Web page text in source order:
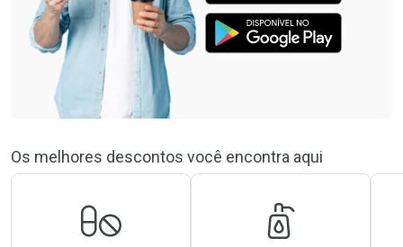
Os melhores descontos você encontra aqui